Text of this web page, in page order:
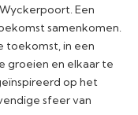
Een
samenkomen.
toekomst, in een
groeien en elkaar te
op het
sfeer van